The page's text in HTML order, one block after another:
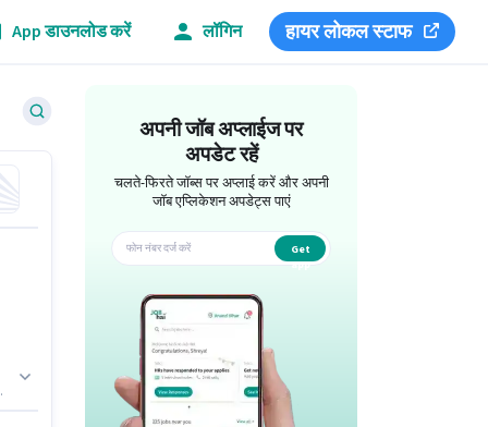
App डाउनलोड करें लॉगिन हायर लोकल स्टाफ
अपनी जॉब अप्लाईज पर
अपडेट रहें
चलते-फिरते जॉब्स पर अप्लाई करें और अपनी
जॉब एप्लिकेशन अपडेट्स पाएं
Get
app